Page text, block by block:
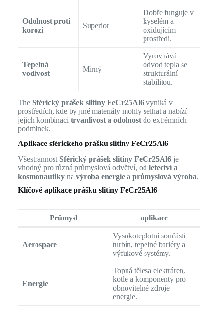
Odolnost proti
korozi
Superior
Dobře funguje v
kyselém a
oxidujícím
prostředí.
Tepelná
vodivost
Mírný
Vyrovnává
odvod tepla se
strukturální
stabilitou.
The Sférický prášek slitiny FeCr25Al6vyniká v
prostředích, kde by jiné materiály mohly selhat a nabízí
jejich kombinaci trvanlivost a odolnostdo extrémních
podmínek.
Aplikace sférického prášku slitiny FeCr25Al6
Všestrannost Sférický prášek slitiny FeCr25Al6je
vhodný pro různá průmyslová odvětví, od letectví a
kosmonautikyna výroba energiea průmyslová výroba.
Klíčové aplikace prášku slitiny FeCr25Al6
Průmysl aplikace
Aerospace
Vysokoteplotní součásti
turbín, tepelné bariéry a
výfukové systémy.
Energie
Topná tělesa elektráren,
kotle a komponenty pro
obnovitelné zdroje
energie.